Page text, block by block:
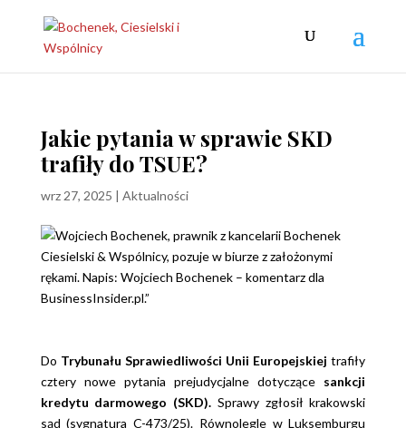
Jakie pytania w sprawie SKD
trafiły do TSUE?
wrz 27, 2025 | Aktualności
Do Trybunału Sprawiedliwości Unii Europejskiej trafiły
cztery nowe pytania prejudycjalne dotyczące sankcji
kredytu darmowego (SKD). Sprawy zgłosił krakowski
sąd (sygnatura C-473/25). Równolegle w Luksemburgu